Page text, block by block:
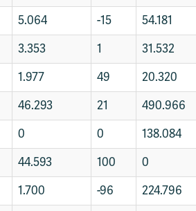
5.064 -15 54.181
3.353 1 31.532
1.977 49 20.320
46.293 21 490.966
0 0 138.084
44.593 100 0
1.700 -96 224.796